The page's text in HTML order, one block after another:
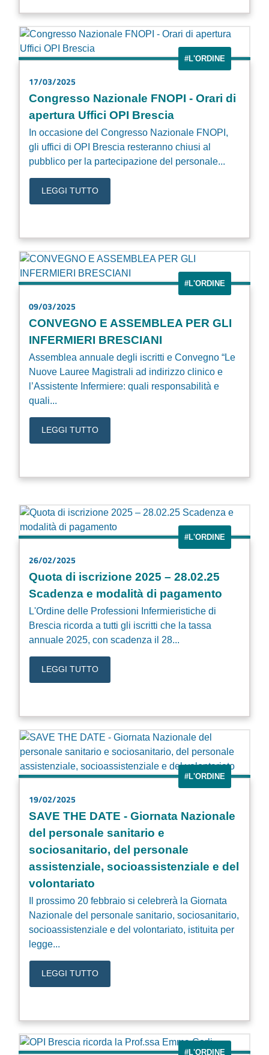
#L'ORDINE
17/03/2025
Congresso Nazionale FNOPI - Orari di
apertura Uffici OPI Brescia
In occasione del Congresso Nazionale FNOPI,
gli uffici di OPI Brescia resteranno chiusi al
pubblico per la partecipazione del personale...
LEGGI TUTTO
#L'ORDINE
09/03/2025
CONVEGNO E ASSEMBLEA PER GLI
INFERMIERI BRESCIANI
Assemblea annuale degli iscritti e Convegno “Le
Nuove Lauree Magistrali ad indirizzo clinico e
l’Assistente Infermiere: quali responsabilità e
quali...
LEGGI TUTTO
#L'ORDINE
26/02/2025
Quota di iscrizione 2025 – 28.02.25
Scadenza e modalità di pagamento
L'Ordine delle Professioni Infermieristiche di
Brescia ricorda a tutti gli iscritti che la tassa
annuale 2025, con scadenza il 28...
LEGGI TUTTO
#L'ORDINE
19/02/2025
SAVE THE DATE - Giornata Nazionale
del personale sanitario e
sociosanitario, del personale
assistenziale, socioassistenziale e del
volontariato
Il prossimo 20 febbraio si celebrerà la Giornata
Nazionale del personale sanitario, sociosanitario,
socioassistenziale e del volontariato, istituita per
legge...
LEGGI TUTTO
#L'ORDINE